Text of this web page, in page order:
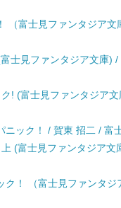
（富士見ファンタジア文
士見ファンタジア文庫) /
! (富士見ファンタジア
ック！ / 賀東 招二 / 富
(富士見ファンタジア文
！ （富士見ファンタジ